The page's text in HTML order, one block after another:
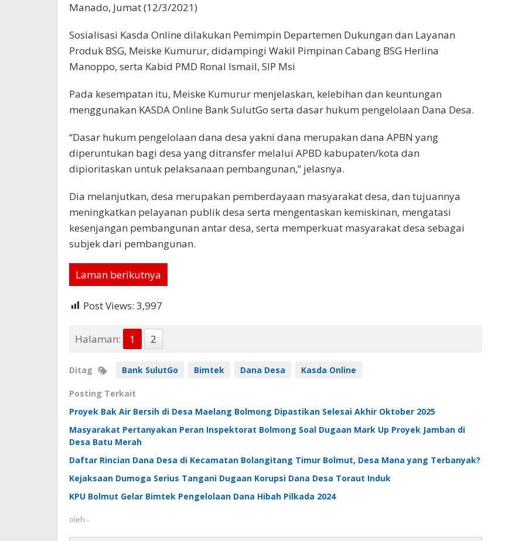
Manado, Jumat (12/3/2021)
Sosialisasi Kasda Online dilakukan Pemimpin Departemen Dukungan dan Layanan
Produk BSG, Meiske Kumurur, didampingi Wakil Pimpinan Cabang BSG Herlina
Manoppo, serta Kabid PMD Ronal Ismail, SIP Msi
Pada kesempatan itu, Meiske Kumurur menjelaskan, kelebihan dan keuntungan
menggunakan KASDA Online Bank SulutGo serta dasar hukum pengelolaan Dana Desa.
“Dasar hukum pengelolaan dana desa yakni dana merupakan dana APBN yang
diperuntukan bagi desa yang ditransfer melalui APBD kabupaten/kota dan
dipioritaskan untuk pelaksanaan pembangunan,” jelasnya.
Dia melanjutkan, desa merupakan pemberdayaan masyarakat desa, dan tujuannya
meningkatkan pelayanan publik desa serta mengentaskan kemiskinan, mengatasi
kesenjangan pembangunan antar desa, serta memperkuat masyarakat desa sebagai
subjek dari pembangunan.
Laman berikutnya
Post Views: 3,997
Halaman: 1 2
Ditag Bank SulutGo Bimtek Dana Desa Kasda Online
Posting Terkait
Proyek Bak Air Bersih di Desa Maelang Bolmong Dipastikan Selesai Akhir Oktober 2025
Masyarakat Pertanyakan Peran Inspektorat Bolmong Soal Dugaan Mark Up Proyek Jamban di
Desa Batu Merah
Daftar Rincian Dana Desa di Kecamatan Bolangitang Timur Bolmut, Desa Mana yang Terbanyak?
Kejaksaan Dumoga Serius Tangani Dugaan Korupsi Dana Desa Toraut Induk
KPU Bolmut Gelar Bimtek Pengelolaan Dana Hibah Pilkada 2024
oleh -